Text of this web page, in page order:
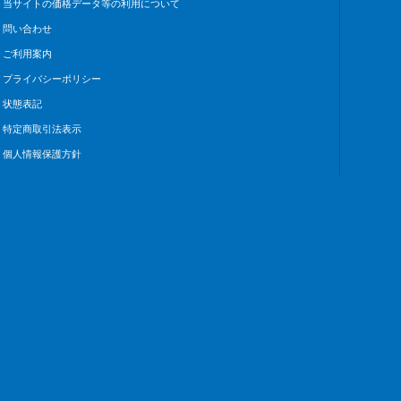
当サイトの価格データ等の利用について
問い合わせ
ご利用案内
プライバシーポリシー
状態表記
特定商取引法表示
個人情報保護方針